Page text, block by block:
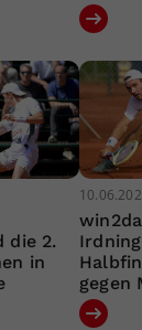
die 2.
in
gegen